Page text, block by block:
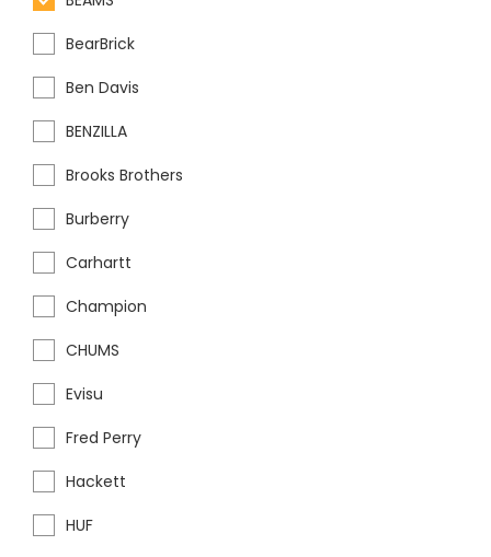
BearBrick
Ben Davis
BENZILLA
Brooks Brothers
Burberry
Carhartt
Champion
CHUMS
Evisu
Fred Perry
Hackett
HUF